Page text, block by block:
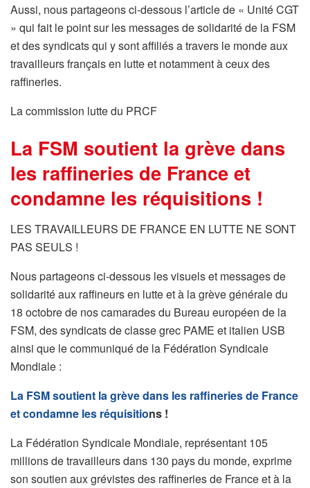
Aussi, nous partageons ci-dessous l’article de « Unité CGT
» qui fait le point sur les messages de solidarité de la FSM
et des syndicats qui y sont affiliés a travers le monde aux
travailleurs français en lutte et notamment à ceux des
raffineries.
La commission lutte du PRCF
La FSM soutient la grève dans
les raffineries de France et
condamne les réquisitions !
LES TRAVAILLEURS DE FRANCE EN LUTTE NE SONT
PAS SEULS !
Nous partageons ci-dessous les visuels et messages de
solidarité aux raffineurs en lutte et à la grève générale du
18 octobre de nos camarades du Bureau européen de la
FSM, des syndicats de classe grec PAME et italien USB
ainsi que le communiqué de la Fédération Syndicale
Mondiale :
La FSM soutient la grève dans les raffineries de France
et condamne les réquisitions !
La Fédération Syndicale Mondiale, représentant 105
millions de travailleurs dans 130 pays du monde, exprime
son soutien aux grévistes des raffineries de France et à la